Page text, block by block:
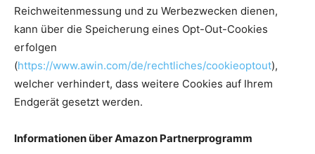
Reichweitenmessung und zu Werbezwecken dienen,
kann über die Speicherung eines Opt-Out-Cookies
erfolgen
(https://www.awin.com/de/rechtliches/cookieoptout),
welcher verhindert, dass weitere Cookies auf Ihrem
Endgerät gesetzt werden.
Informationen über Amazon Partnerprogramm